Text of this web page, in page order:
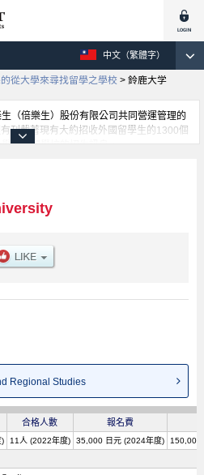
中文（繁體字）
從大學來尋找留學之學校 > 鈴鹿大学
（倍樂生）股份有限公司共同營運管理的
刊載著現有大約招收外國留學生的1300個
、專門學校的招生訊息。
息都刊載於此，請務必查閱及利用此網
Regional Studies
合格人數 報名費
) 11人 (2022年度) 35,000 日元 (2024年度) 150,000